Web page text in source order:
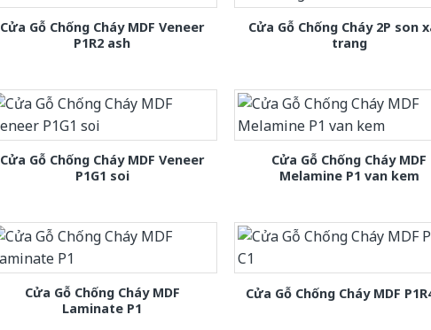
Cửa Gỗ Chống Cháy MDF Veneer
P1R2 ash
Cửa Gỗ Chống Cháy 2P son
trang
Cửa Gỗ Chống Cháy MDF Veneer
P1G1 soi
Cửa Gỗ Chống Cháy MDF
Melamine P1 van kem
Cửa Gỗ Chống Cháy MDF
Laminate P1
Cửa Gỗ Chống Cháy MDF